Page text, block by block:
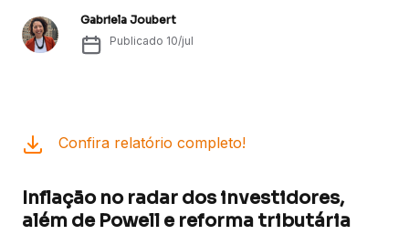
Gabriela Joubert
Publicado 10/jul
Confira relatório completo!
Inflação no radar dos investidores,
além de Powell e reforma tributária